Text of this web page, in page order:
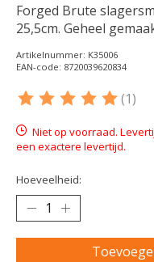
Forged Brute
25,5cm. Geheel
Artikelnummer: K35006
EAN-code: 8720039620834
De beoordeling van
(1)
Niet op voorraad.
een exactere levertijd.
Hoeveelheid: